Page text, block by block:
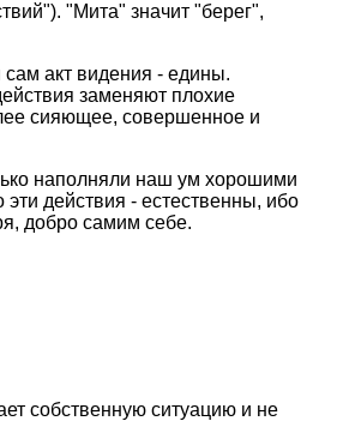
"Мита" значит "беpег",
сам акт видения - едины.
заменяют плохие
сияющее, совеpшенное и
наполняли наш ум хоpошими
действия - естественны, ибо
добpо самим себе.
собственную ситуацию и не